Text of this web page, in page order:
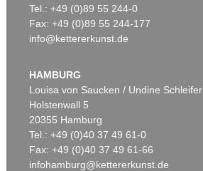
Tel.: +49 (0)89 55 244-0
Fax: +49 (0)89 55 244-177
info@kettererkunst.de
HAMBURG
Louisa von Saucken / Undine Schleifer
Holstenwall 5
20355 Hamburg
Tel.: +49 (0)40 37 49 61-0
Fax: +49 (0)40 37 49 61-66
infohamburg@kettererkunst.de